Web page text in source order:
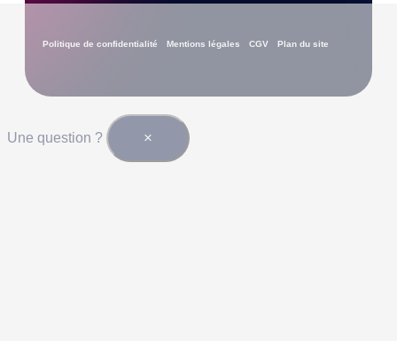
Politique de confidentialité Mentions légales CGV Plan du site
Une question ? ×